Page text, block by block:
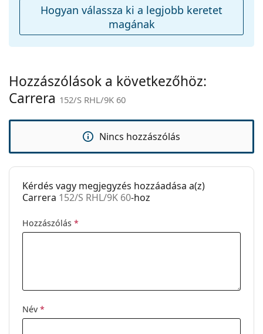
Nem:
Unisex
Márka:
Carrera
Használat:
Divat
Kód:
152/S RHL/9K 60
Hogyan válassza ki a legjobb keretet
magának
Hozzászólások a következőhöz:
Carrera 152/S RHL/9K 60
Nincs hozzászólás
Kérdés vagy megjegyzés hozzáadása a(z)
Carrera 152/S RHL/9K 60-hoz
Hozzászólás *
Név *